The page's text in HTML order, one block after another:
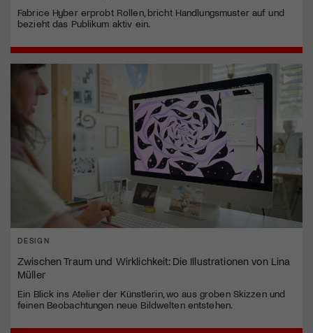
Fabrice Hyber erprobt Rollen, bricht Handlungsmuster auf und
bezieht das Publikum aktiv ein.
DESIGN
Zwischen Traum und Wirklichkeit: Die Illustrationen von Lina
Müller
Ein Blick ins Atelier der Künstlerin, wo aus groben Skizzen und
feinen Beobachtungen neue Bildwelten entstehen.